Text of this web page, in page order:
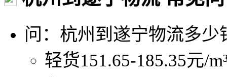
问：杭州到遂宁物流多少
轻货151.65-185.35元/